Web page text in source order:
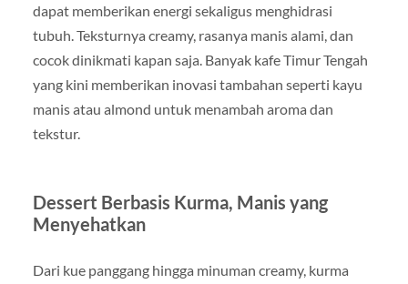
dapat memberikan energi sekaligus menghidrasi
tubuh. Teksturnya creamy, rasanya manis alami, dan
cocok dinikmati kapan saja. Banyak kafe Timur Tengah
yang kini memberikan inovasi tambahan seperti kayu
manis atau almond untuk menambah aroma dan
tekstur.
Dessert Berbasis Kurma, Manis yang
Menyehatkan
Dari kue panggang hingga minuman creamy, kurma